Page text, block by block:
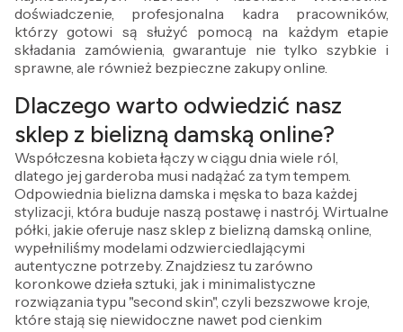
doświadczenie, profesjonalna kadra pracowników,
którzy gotowi są służyć pomocą na każdym etapie
składania zamówienia, gwarantuje nie tylko szybkie i
sprawne, ale również bezpieczne zakupy online.
Dlaczego warto odwiedzić nasz
sklep z bielizną damską online?
Współczesna kobieta łączy w ciągu dnia wiele ról,
dlatego jej garderoba musi nadążać za tym tempem.
Odpowiednia bielizna damska i męska to baza każdej
stylizacji, która buduje naszą postawę i nastrój. Wirtualne
półki, jakie oferuje nasz sklep z bielizną damską online,
wypełniliśmy modelami odzwierciedlającymi
autentyczne potrzeby. Znajdziesz tu zarówno
koronkowe dzieła sztuki, jak i minimalistyczne
rozwiązania typu "second skin", czyli bezszwowe kroje,
które stają się niewidoczne nawet pod cienkim